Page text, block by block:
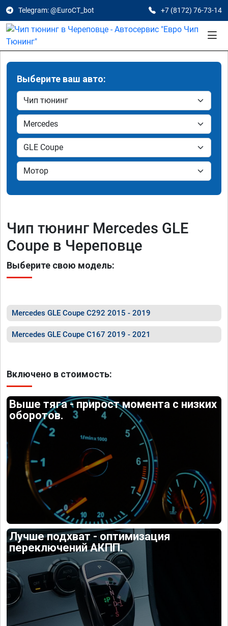
Telegram: @EuroCT_bot +7 (8172) 76-73-14
Выберите ваш авто:
Чип тюнинг Mercedes GLE
Coupe в Череповце
Выберите свою модель:
Mercedes GLE Coupe C292 2015 - 2019
Mercedes GLE Coupe C167 2019 - 2021
Включено в стоимость:
Выше тяга - прирост момента с низких
оборотов.
Лучше подхват - оптимизация
переключений АКПП.